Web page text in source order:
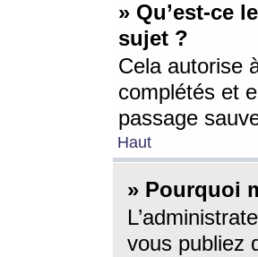
» Qu’est-ce
sujet ?
Cela autorise
complétés et
passage
Haut
» Pourquoi
vous publiez